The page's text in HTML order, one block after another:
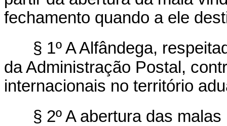
fechamento quando a ele
§ 1º A Alfândega,
da Administração Postal,
internacionais no território
§ 2º A abertura das